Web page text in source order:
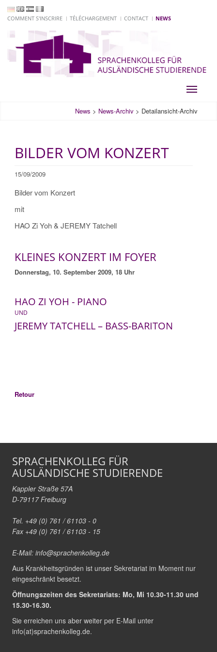
COMMENT S'INSCRIRE TÉLÉCHARGEMENT CONTACT NEWS
Toggle
News > News-Archiv > Detailansicht-Archiv
BILDER VOM KONZERT
15/09/2009
Bilder vom Konzert
mit
HAO Zi Yoh & JEREMY Tatchell
KLEINES KONZERT IM FOYER
Donnerstag, 10. September 2009, 18 Uhr
HAO ZI YOH - PIANO
UND
JEREMY TATCHELL – BASS-BARITON
Retour
SPRACHENKOLLEG FÜR
AUSLÄNDISCHE STUDIERENDE
Kappler Straße 57A
D-79117 Freiburg
Tel. +49 (0) 761 / 61103 - 0
Fax +49 (0) 761 / 61103 - 15
E-Mail: info@sprachenkolleg.de
Aus Krankheitsgründen ist unser Sekretariat im Moment nur
eingeschränkt besetzt.
Öffnungszeiten des Sekretariats: Mo, Mi 10.30-11.30 und
15.30-16.30.
Sie erreichen uns aber weiter per E-Mail unter
info(at)sprachenkolleg.de.